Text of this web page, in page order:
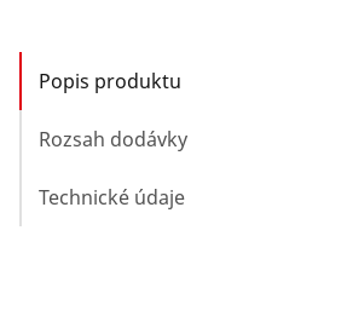
Popis produktu
Rozsah dodávky
Technické údaje